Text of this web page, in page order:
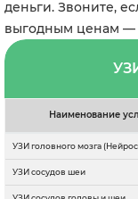
деньги. Звоните,
выгодным ценам —
Наименование
УЗИ головного мозга
УЗИ сосудов шеи